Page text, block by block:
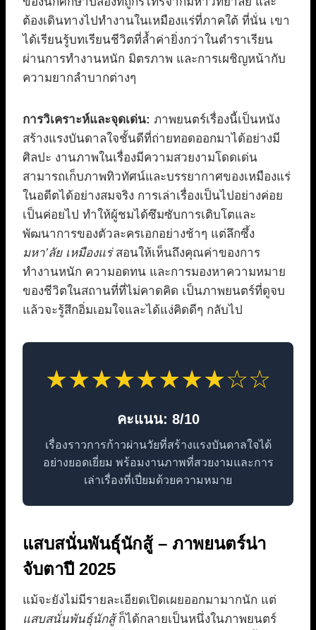
ต้องเดินทางไปทำงานในเหมืองแร่ที่ภาคใต้ ที่นั่น เขา
ได้เรียนรู้บทเรียนชีวิตที่ล้ำค่ายิ่งกว่าในตำราเรียน
ผ่านการทำงานหนัก มิตรภาพ และการเผชิญหน้ากับ
ความยากลำบากต่างๆ
การวิเคราะห์และจุดเด่น: ภาพยนตร์เรื่องนี้เป็นหนัง
สร้างแรงบันดาลใจชั้นดีที่ถ่ายทอดออกมาได้อย่างมี
ศิลปะ งานภาพในเรื่องมีความสวยงามโดดเด่น
สามารถเก็บภาพทิวทัศน์และบรรยากาศของเหมืองแร่
ในอดีตได้อย่างสมจริง การเล่าเรื่องเป็นไปอย่างค่อย
เป็นค่อยไป ทำให้ผู้ชมได้ซึมซับการเติบโตและ
พัฒนาการของตัวละครเอกอย่างช้าๆ แต่ลึกซึ้ง
มหา’ลัย เหมืองแร่สอนให้เห็นถึงคุณค่าของการ
ทำงานหนัก ความอดทน และการมองหาความหมาย
ของชีวิตในสถานที่ที่ไม่คาดคิด เป็นภาพยนตร์ที่ดูจบ
แล้วจะรู้สึกอิ่มเอมใจและได้แง่คิดดีๆ กลับไป
★★★★★★★★☆☆
คะแนน: 8/10
เรื่องราวการก้าวผ่านวัยที่สร้างแรงบันดาลใจได้
อย่างยอดเยี่ยม พร้อมงานภาพที่สวยงามและการ
เล่าเรื่องที่เปี่ยมด้วยความหมาย
แสบสนั่นพันธุ์นักสู้ – ภาพยนตร์น่า
จับตาปี 2025
แม้จะยังไม่มีรายละเอียดเปิดเผยออกมามากนัก แต่
แสบสนั่นพันธุ์นักสู้ก็ได้กลายเป็นหนึ่งในภาพยนตร์